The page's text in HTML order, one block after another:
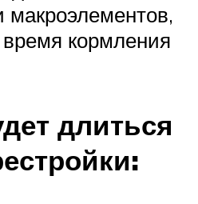
кормления
длиться